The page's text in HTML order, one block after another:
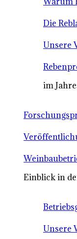
Die
Unsere
im
Einblick in
Unsere